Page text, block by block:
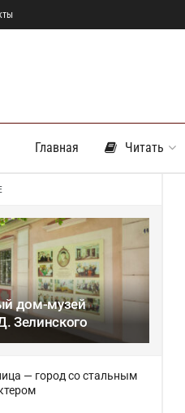
дом-музей
Зелинского
— город со стальным
Главная Читать